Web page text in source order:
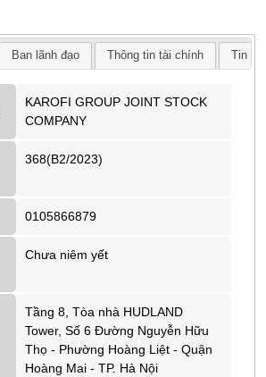
Ban lãnh đạo Thông tin tài chính Tin
KAROFI GROUP JOINT STOCK
COMPANY
368(B2/2023)
0105866879
Chưa niêm yết
Tầng 8, Tòa nhà HUDLAND
Tower, Số 6 Đường Nguyễn Hữu
Thọ - Phường Hoàng Liệt - Quận
Hoàng Mai - TP. Hà Nội